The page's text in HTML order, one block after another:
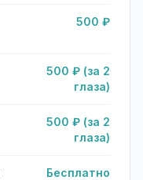
500 ₽
500 ₽ (за 2
глаза)
500 ₽ (за 2
глаза)
Бесплатно